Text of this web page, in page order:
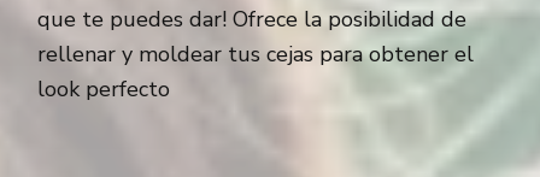
que te puedes dar! Ofrece la posibilidad de
rellenar y moldear tus cejas para obtener el
look perfecto